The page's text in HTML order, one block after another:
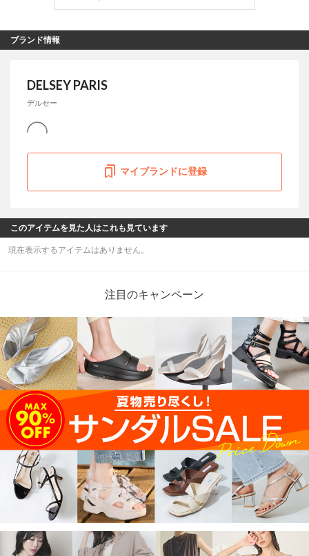
ブランド情報
DELSEY PARIS
デルセー
マイブランドに登録
このアイテムを見た人はこれも見ています
現在表示するアイテムはありません。
注目のキャンペーン